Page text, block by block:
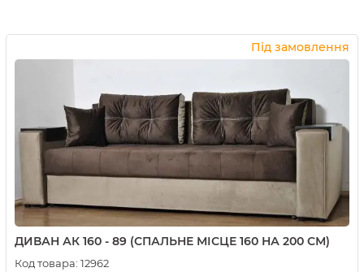
Під замовлення
ДИВАН АК 160 - 89 (СПАЛЬНЕ МІСЦЕ 160 НА 200 СМ)
Код товара: 12962